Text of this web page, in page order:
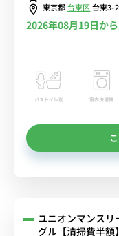
東京都台東区台東3-
2026年08月19日か
バストイレ別 室内洗濯機
ユニオンマンスリ
グル【清掃費半額】